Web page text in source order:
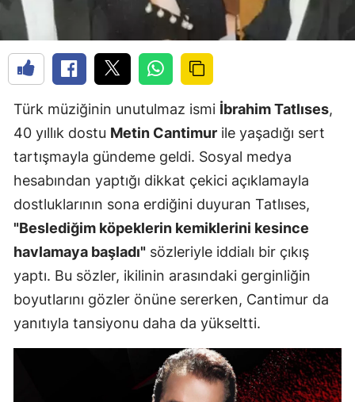
Türk müziğinin unutulmaz ismi İbrahim Tatlıses,
40 yıllık dostu Metin Cantimur ile yaşadığı sert
tartışmayla gündeme geldi. Sosyal medya
hesabından yaptığı dikkat çekici açıklamayla
dostluklarının sona erdiğini duyuran Tatlıses,
"Beslediğim köpeklerin kemiklerini kesince
havlamaya başladı" sözleriyle iddialı bir çıkış
yaptı. Bu sözler, ikilinin arasındaki gerginliğin
boyutlarını gözler önüne sererken, Cantimur da
yanıtıyla tansiyonu daha da yükseltti.